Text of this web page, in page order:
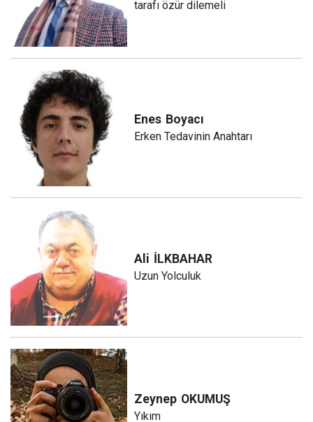
tarafı özür dilemeli
Enes Boyacı
Erken Tedavinin Anahtarı
Ali İLKBAHAR
Uzun Yolculuk
Zeynep OKUMUŞ
Yıkım